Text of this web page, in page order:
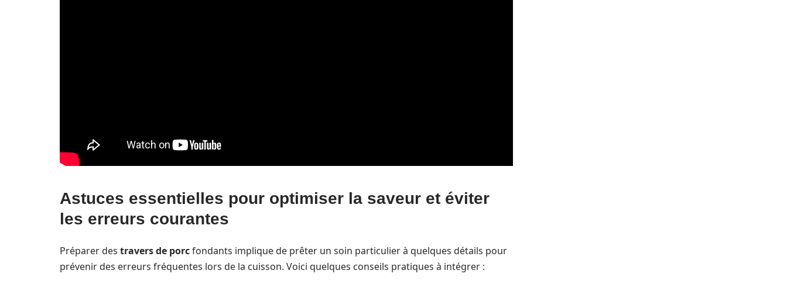
Astuces essentielles pour optimiser la saveur et éviter
les erreurs courantes
Préparer des travers de porcfondants implique de prêter un soin particulier à quelques détails pour
prévenir des erreurs fréquentes lors de la cuisson. Voici quelques conseils pratiques à intégrer :